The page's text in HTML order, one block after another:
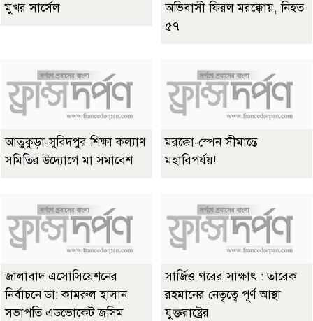
মুখর সার্সেল
অভিবাসী ফিরল মরক্কোয়, নিহত
৫৭
আতুকুড়া-সুবিদপুর শিক্ষা কল্যাণ
সমিতির উদ্যোগে মা সমাবেশ
মরক্কো-স্পেন সীমান্তে
মহাবিপর্যয়!
জালাবাদ এসোসিয়েশনের
নির্বাচনে ডা: কামরুল হাসান
সভাপতি এডভোকেট জসিম
সার্জিও গরের সাক্ষাৎ : তারেক
রহমানের নেতৃত্বে পূর্ণ আস্থা
যুক্তরাষ্ট্রের